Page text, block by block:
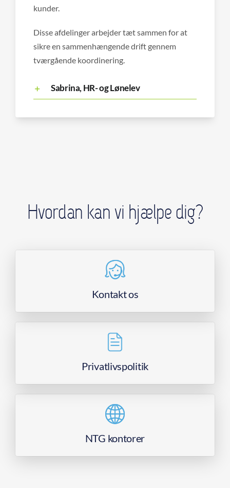
kunder.
Disse afdelinger arbejder tæt sammen for at
sikre en sammenhængende drift gennem
tværgående koordinering.
Sabrina, HR- og Lønelev
Hvordan kan vi hjælpe dig?
Kontakt os
Privatlivspolitik
NTG kontorer